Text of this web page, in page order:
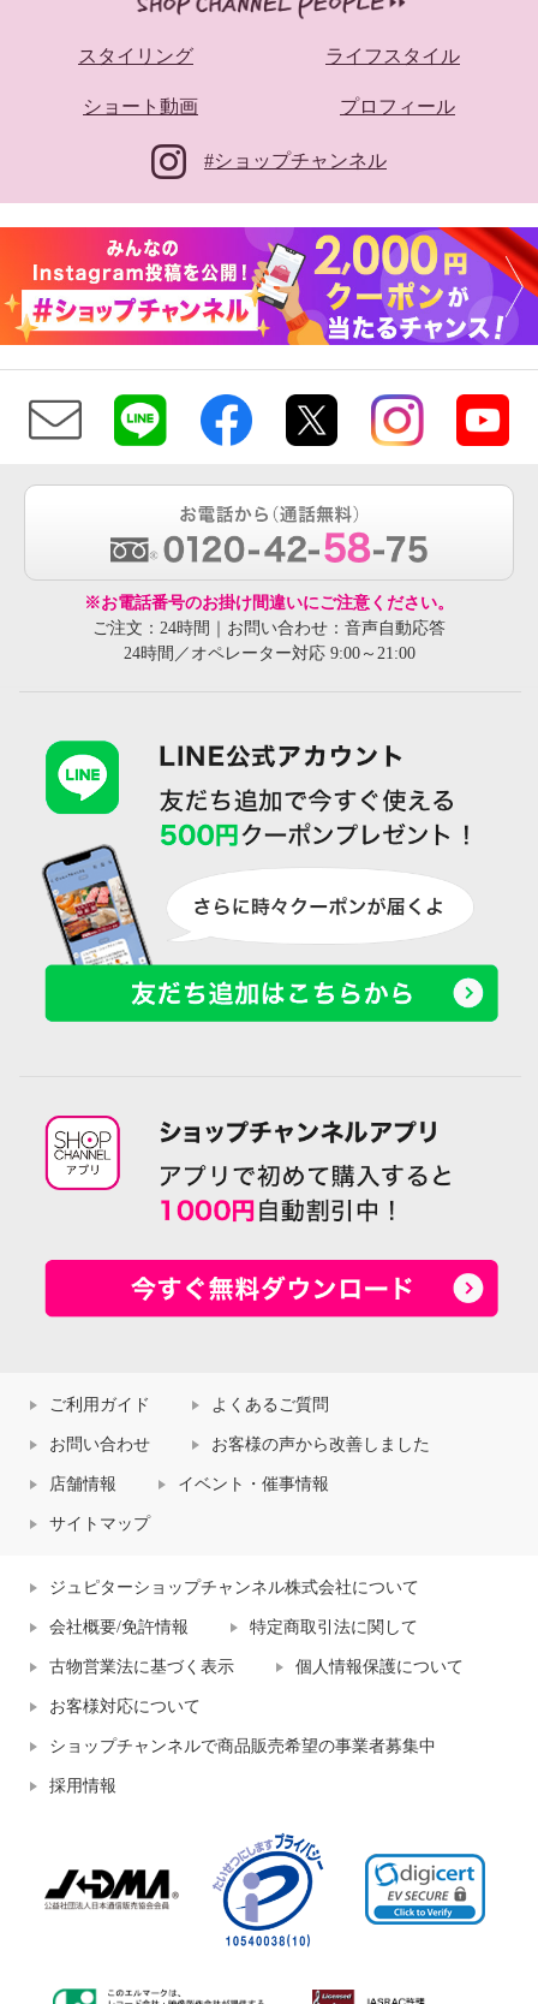
スタイリング ライフスタイル
ショート動画 プロフィール
#ショップチャンネル
※お電話番号のお掛け間違いにご注意ください。
ご注文：24時間｜お問い合わせ：音声自動応答
24時間／オペレーター対応 9:00～21:00
ご利用ガイド よくあるご質問
お問い合わせ お客様の声から改善しました
店舗情報 イベント・催事情報
サイトマップ
ジュピターショップチャンネル株式会社について
会社概要/免許情報 特定商取引法に関して
古物営業法に基づく表示 個人情報保護について
お客様対応について
ショップチャンネルで商品販売希望の事業者募集中
採用情報